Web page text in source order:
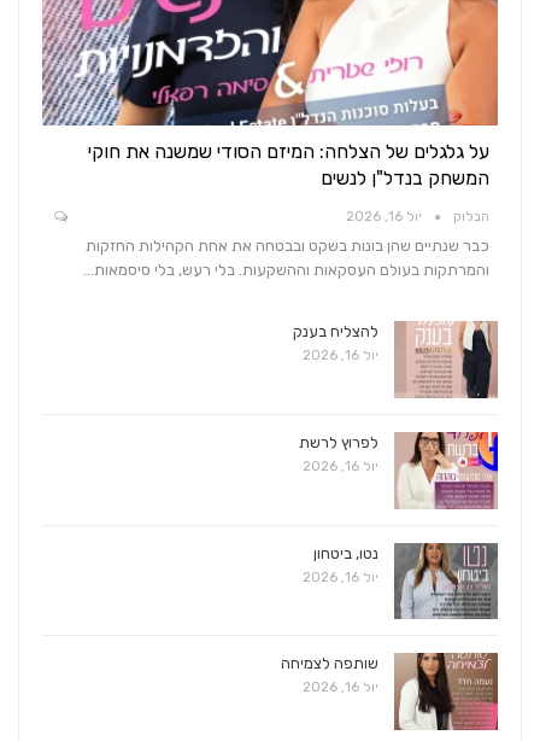
על גלגלים של הצלחה: המיזם הסודי שמשנה את חוקי
המשחק בנדל"ן לנשים
הבלוק יול 16, 2026
כבר שנתיים שהן בונות בשקט ובבטחה את אחת הקהילות החזקות
והמרתקות בעולם העסקאות וההשקעות. בלי רעש, בלי סיסמאות…
להצליח בענק
יול 16, 2026
לפרוץ לרשת
יול 16, 2026
נטו, ביטחון
יול 16, 2026
שותפה לצמיחה
יול 16, 2026